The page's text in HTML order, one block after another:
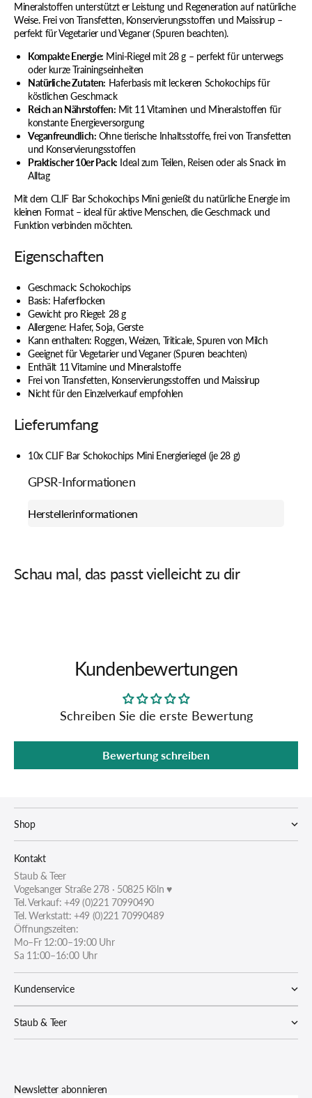
Mineralstoffen unterstützt er Leistung und Regeneration auf natürliche
Weise. Frei von Transfetten, Konservierungsstoffen und Maissirup –
perfekt für Vegetarier und Veganer (Spuren beachten).
Kompakte Energie: Mini-Riegel mit 28 g – perfekt für unterwegs
oder kurze Trainingseinheiten
Natürliche Zutaten: Haferbasis mit leckeren Schokochips für
köstlichen Geschmack
Reich an Nährstoffen: Mit 11 Vitaminen und Mineralstoffen für
konstante Energieversorgung
Veganfreundlich: Ohne tierische Inhaltsstoffe, frei von Transfetten
und Konservierungsstoffen
Praktischer 10er Pack: Ideal zum Teilen, Reisen oder als Snack im
Alltag
Mit dem CLIF Bar Schokochips Mini genießt du natürliche Energie im
kleinen Format – ideal für aktive Menschen, die Geschmack und
Funktion verbinden möchten.
Eigenschaften
Geschmack: Schokochips
Basis: Haferflocken
Gewicht pro Riegel: 28 g
Allergene: Hafer, Soja, Gerste
Kann enthalten: Roggen, Weizen, Triticale, Spuren von Milch
Geeignet für Vegetarier und Veganer (Spuren beachten)
Enthält 11 Vitamine und Mineralstoffe
Frei von Transfetten, Konservierungsstoffen und Maissirup
Nicht für den Einzelverkauf empfohlen
Lieferumfang
10x CLIF Bar Schokochips Mini Energieriegel (je 28 g)
GPSR-Informationen
Herstellerinformationen
Schau mal, das passt vielleicht zu dir
Kundenbewertungen
Schreiben Sie die erste Bewertung
Bewertung schreiben
Shop
Kontakt
Staub & Teer
Vogelsanger Straße 278 · 50825 Köln ♥
Tel. Verkauf: +49 (0)221 70990490
Tel. Werkstatt: +49 (0)221 70990489
Öffnungszeiten:
Mo–Fr 12:00–19:00 Uhr
Sa 11:00–16:00 Uhr
Kundenservice
Staub & Teer
Newsletter abonnieren